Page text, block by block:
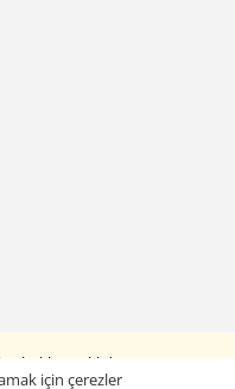
hakları saklıdır.
için çerezler